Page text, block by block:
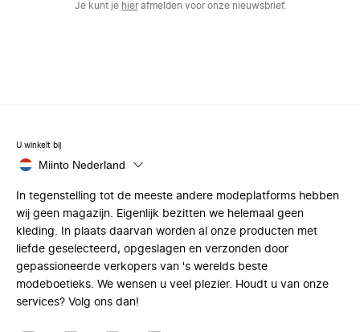
Je kunt je hierafmelden voor onze nieuwsbrief.
U winkelt bij
Miinto Nederland
In tegenstelling tot de meeste andere modeplatforms hebben
wij geen magazijn. Eigenlijk bezitten we helemaal geen
kleding. In plaats daarvan worden al onze producten met
liefde geselecteerd, opgeslagen en verzonden door
gepassioneerde verkopers van 's werelds beste
modeboetieks. We wensen u veel plezier. Houdt u van onze
services? Volg ons dan!